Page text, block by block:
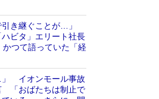
引き継ぐことが…」
ビタ」エリート社長
つて語っていた「経
」 イオンモール事故
「おばたちは制止で